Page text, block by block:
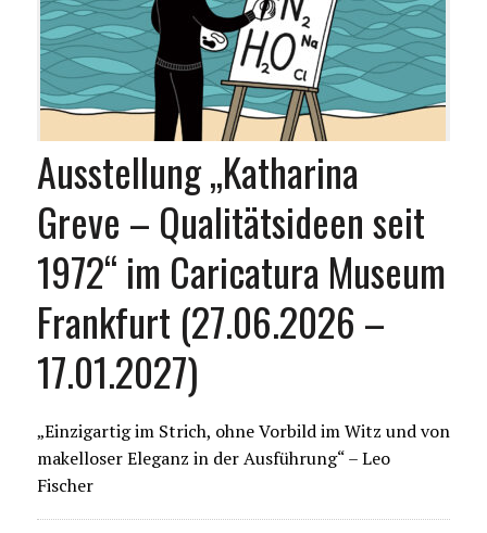
Ausstellung „Katharina
Greve – Qualitätsideen seit
1972“ im Caricatura Museum
Frankfurt (27.06.2026 –
17.01.2027)
„Einzigartig im Strich, ohne Vorbild im Witz und von
makelloser Eleganz in der Ausführung“ – Leo
Fischer